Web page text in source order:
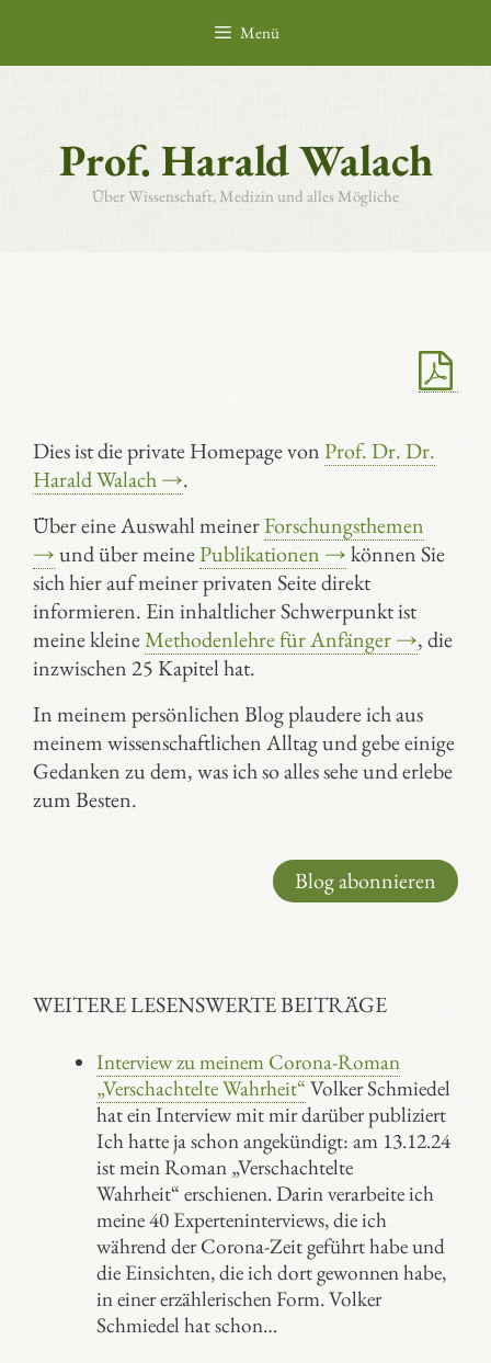
springen
Menü
Prof. Harald Walach
Über Wissenschaft, Medizin und alles Mögliche
Dies ist die private Homepage vonProf. Dr. Dr.
Harald Walach →.
Über eine Auswahl meinerForschungsthemen
→und über meinePublikationen →können Sie
sich hier auf meiner privaten Seite direkt
informieren. Ein inhaltlicher Schwerpunkt ist
meine kleineMethodenlehre für Anfänger →, die
inzwischen 25 Kapitel hat.
In meinem persönlichen Blog plaudere ich aus
meinem wissenschaftlichen Alltag und gebe einige
Gedanken zu dem, was ich so alles sehe und erlebe
zum Besten.
Blog abonnieren
WEITERE LESENSWERTE BEITRÄGE
Interview zu meinem Corona-Roman
„Verschachtelte Wahrheit“ Volker Schmiedel
hat ein Interview mit mir darüber publiziert
Ich hatte ja schon angekündigt: am 13.12.24
ist mein Roman „Verschachtelte
Wahrheit“ erschienen. Darin verarbeite ich
meine 40 Experteninterviews, die ich
während der Corona-Zeit geführt habe und
die Einsichten, die ich dort gewonnen habe,
in einer erzählerischen Form. Volker
Schmiedel hat schon…